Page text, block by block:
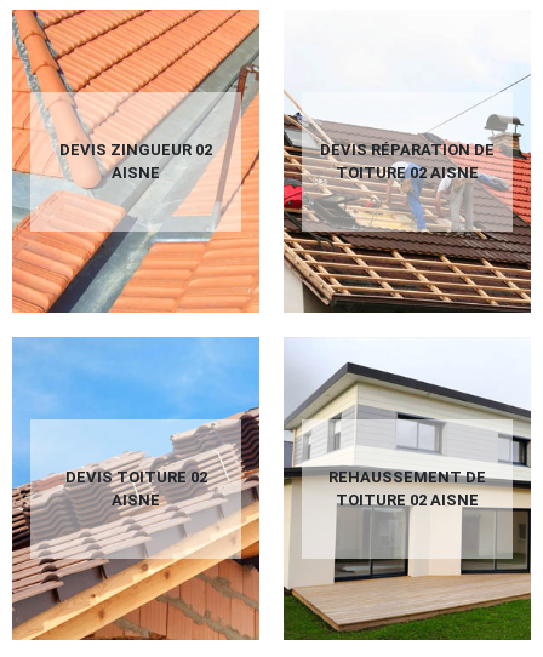
DEVIS ZINGUEUR 02
AISNE
DEVIS RÉPARATION DE
TOITURE 02 AISNE
DEVIS TOITURE 02
AISNE
REHAUSSEMENT DE
TOITURE 02 AISNE